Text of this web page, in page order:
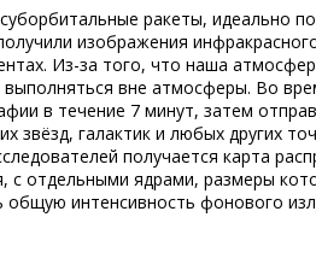
ракеты, идеально
изображения
Из-за того, что наша
вне атмосферы. Во
в течение 7 минут, затем
звёзд, галактик и любых других
получается карта
с отдельными ядрами, размеры
общую интенсивность фонового